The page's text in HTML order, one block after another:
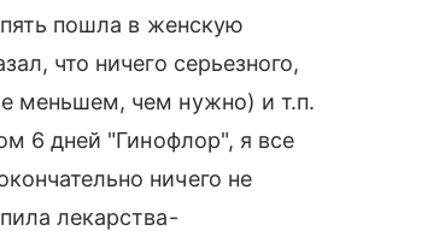
пошла в женскую
что ничего серьезного,
меньшем, чем нужно) и т.п.
6 дней "Гинофлор", я все
ничего не
лекарства-